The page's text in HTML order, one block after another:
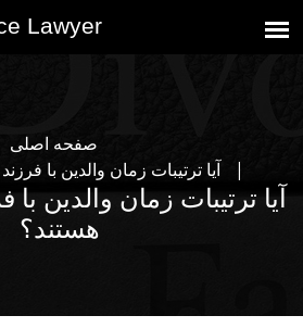
صفحه اصلی
آیا ترتیبات زمان والدین با
آیا ترتیبات زمان والدین با
هستند؟